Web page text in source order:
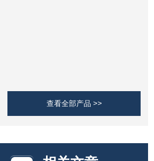
查看全部产品 >>